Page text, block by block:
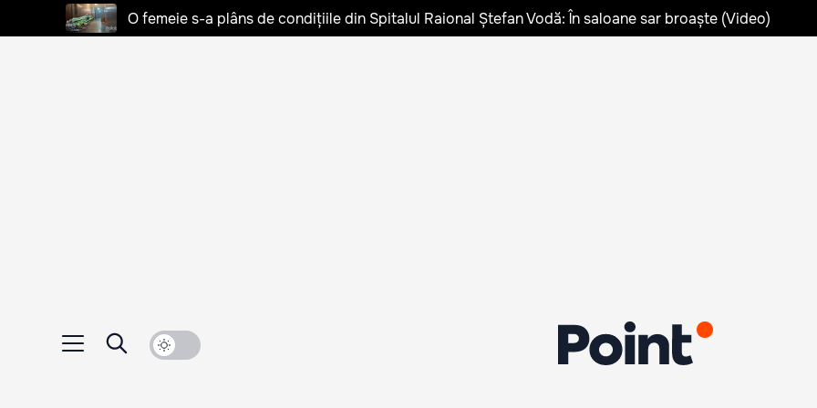
O femeie s-a plâns de condițiile din Spitalul Raional Ștefan Vodă: În saloane sar broaște (Video)